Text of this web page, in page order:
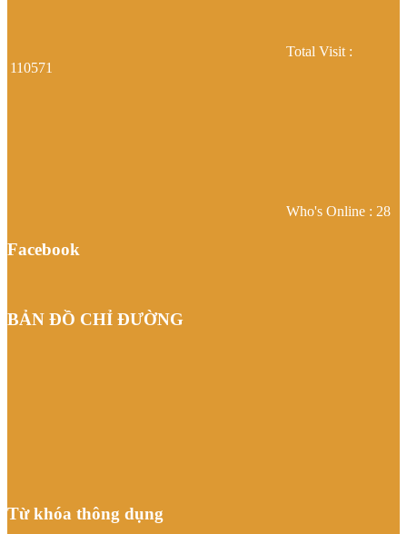
Total Visit :
110571
Who's Online : 28
Facebook
BẢN ĐỒ CHỈ ĐƯỜNG
Từ khóa thông dụng